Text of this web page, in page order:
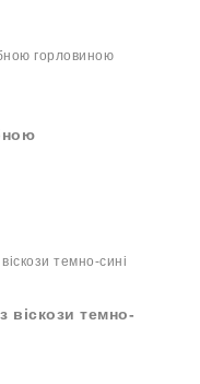
віскози темно-